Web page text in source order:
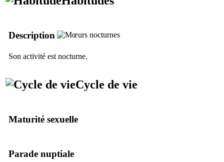
Description
Son activité est nocturne.
Cycle de vie
Maturité sexuelle
Parade nuptiale